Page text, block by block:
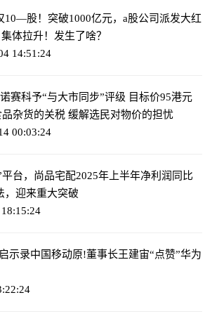
10—股！突破1000亿元，a股公司派发大红
体拉升！发生了啥？
14:51:24
赛科予“与大市同步”评级 目标价95港元
杂货的关税 缓解选民对物价的担忧
00:03:24
台，尚品宅配2025年上半年净利润同比
，迎来重大突破
示录中国移动原!董事长王建宙“点赞”华为